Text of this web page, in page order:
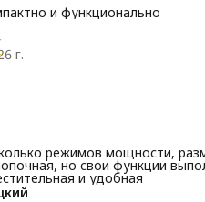
и функционально
г.
режимов мощности,
но свои функции
и удобная